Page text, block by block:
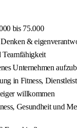
bis 75.000
&
Teamfähigkeit
Unternehmen
in Fitness,
willkommen
Gesundheit und